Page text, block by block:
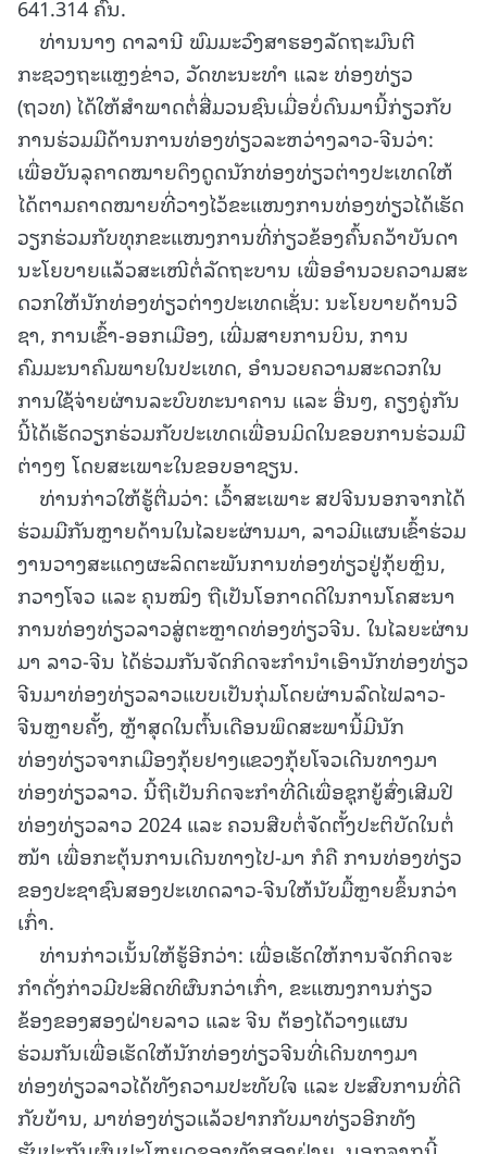
641.314 ຄົນ.
ທ່ານນາງ ດາລານີ ພົມມະວົງສາຮອງລັດຖະມົນຕີ
ກະຊວງຖະແຫຼງຂ່າວ, ວັດທະນະທໍາ ແລະ ທ່ອງທ່ຽວ
(ຖວທ) ໄດ້ໃຫ້ສໍາພາດຕໍ່ສື່ມວນຊົນເມື່ອບໍ່ດົນມານີ້ກ່ຽວກັບ
ການຮ່ວມມືດ້ານການທ່ອງທ່ຽວລະຫວ່າງລາວ-ຈີນວ່າ:
ເພື່ອບັນລຸຄາດໝາຍດຶງດູດນັກທ່ອງທ່ຽວຕ່າງປະເທດໃຫ້
ໄດ້ຕາມຄາດໝາຍທີ່ວາງໄວ້ຂະແໜງການທ່ອງທ່ຽວໄດ້ເຮັດ
ວຽກຮ່ວມກັບທຸກຂະແໜງການທີ່ກ່ຽວຂ້ອງຄົ້ນຄວ້າບັນດາ
ນະໂຍບາຍແລ້ວສະເໜີຕໍ່ລັດຖະບານ ເພື່ອອໍານວຍຄວາມສະ
ດວກໃຫ້ນັກທ່ອງທ່ຽວຕ່າງປະເທດເຊັ່ນ: ນະໂຍບາຍດ້ານວີ
ຊາ, ການເຂົ້າ-ອອກເມືອງ, ເພີ່ມສາຍການບິນ, ການ
ຄົມມະນາຄົມພາຍໃນປະເທດ, ອໍານວຍຄວາມສະດວກໃນ
ການໃຊ້ຈ່າຍຜ່ານລະບົບທະນາຄານ ແລະ ອື່ນໆ, ຄຽງຄູ່ກັນ
ນີ້ໄດ້ເຮັດວຽກຮ່ວມກັບປະເທດເພື່ອນມິດໃນຂອບການຮ່ວມມື
ຕ່າງໆ ໂດຍສະເພາະໃນຂອບອາຊຽນ.
ທ່ານກ່າວໃຫ້ຮູ້ຕື່ມວ່າ: ເວົ້າສະເພາະ ສປຈີນນອກຈາກໄດ້
ຮ່ວມມືກັນຫຼາຍດ້ານໃນໄລຍະຜ່ານມາ, ລາວມີແຜນເຂົ້າຮ່ວມ
ງານວາງສະແດງຜະລິດຕະພັນການທ່ອງທ່ຽວຢູ່ກຸ້ຍຫຼິນ,
ກວາງໂຈວ ແລະ ຄຸນໝິງ ຖືເປັນໂອກາດດີໃນການໂຄສະນາ
ການທ່ອງທ່ຽວລາວສູ່ຕະຫຼາດທ່ອງທ່ຽວຈີນ. ໃນໄລຍະຜ່ານ
ມາ ລາວ-ຈີນ ໄດ້ຮ່ວມກັນຈັດກິດຈະກໍານໍາເອົານັກທ່ອງທ່ຽວ
ຈີນມາທ່ອງທ່ຽວລາວແບບເປັນກຸ່ມໂດຍຜ່ານລົດໄຟລາວ-
ຈີນຫຼາຍຄັ້ງ, ຫຼ້າສຸດໃນຕົ້ນເດືອນພຶດສະພານີ້ມີນັກ
ທ່ອງທ່ຽວຈາກເມືອງກຸ້ຍຢາງແຂວງກຸ້ຍໂຈວເດີນທາງມາ
ທ່ອງທ່ຽວລາວ. ນີ້ຖືເປັນກິດຈະກໍາທີ່ດີເພື່ອຊຸກຍູ້ສົ່ງເສີມປີ
ທ່ອງທ່ຽວລາວ 2024 ແລະ ຄວນສືບຕໍ່ຈັດຕັ້ງປະຕິບັດໃນຕໍ່
ໜ້າ ເພື່ອກະຕຸ້ນການເດີນທາງໄປ-ມາ ກໍຄື ການທ່ອງທ່ຽວ
ຂອງປະຊາຊົນສອງປະເທດລາວ-ຈີນໃຫ້ນັບມື້ຫຼາຍຂຶ້ນກວ່າ
ເກົ່າ.
ທ່ານກ່າວເນັ້ນໃຫ້ຮູ້ອີກວ່າ: ເພື່ອເຮັດໃຫ້ການຈັດກິດຈະ
ກໍາດັ່ງກ່າວມີປະສິດທິຜົນກວ່າເກົ່າ, ຂະແໜງການກ່ຽວ
ຂ້ອງຂອງສອງຝ່າຍລາວ ແລະ ຈີນ ຕ້ອງໄດ້ວາງແຜນ
ຮ່ວມກັນເພື່ອເຮັດໃຫ້ນັກທ່ອງທ່ຽວຈີນທີ່ເດີນທາງມາ
ທ່ອງທ່ຽວລາວໄດ້ທັງຄວາມປະທັບໃຈ ແລະ ປະສົບການທີ່ດີ
ກັບບ້ານ, ມາທ່ອງທ່ຽວແລ້ວຢາກກັບມາທ່ຽວອີກທັງ